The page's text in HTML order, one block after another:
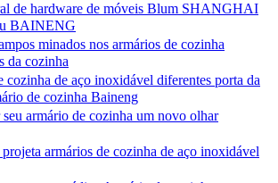
de hardware de móveis Blum SHANGHAI
BAINENG
minados nos armários de cozinha
da cozinha
cozinha de aço inoxidável diferentes porta da
de cozinha Baineng
armário de cozinha um novo olhar
armários de cozinha de aço inoxidável